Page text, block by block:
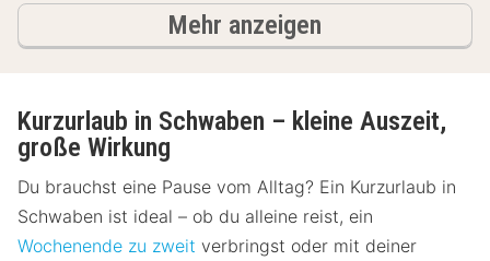
Mehr anzeigen
Kurzurlaub in Schwaben – kleine Auszeit,
große Wirkung
Du brauchst eine Pause vom Alltag? Ein Kurzurlaub in
Schwaben ist ideal – ob du alleine reist, ein
Wochenende zu zweit verbringst oder mit deiner